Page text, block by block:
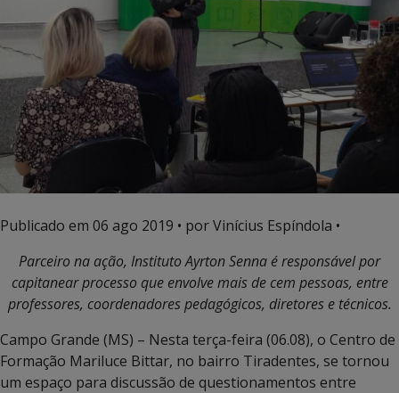
Publicado em 06 ago 2019 • por Vinícius Espíndola •
Parceiro na ação, Instituto Ayrton Senna é responsável por
capitanear processo que envolve mais de cem pessoas, entre
professores, coordenadores pedagógicos, diretores e técnicos.
Campo Grande (MS) – Nesta terça-feira (06.08), o Centro de
Formação Mariluce Bittar, no bairro Tiradentes, se tornou
um espaço para discussão de questionamentos entre